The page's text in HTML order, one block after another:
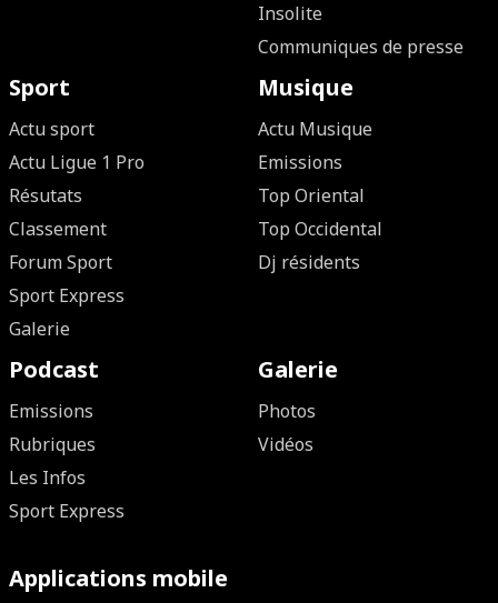
Insolite
Communiques de presse
Sport
Actu sport
Actu Ligue 1 Pro
Résutats
Classement
Forum Sport
Sport Express
Galerie
Musique
Actu Musique
Emissions
Top Oriental
Top Occidental
Dj résidents
Podcast
Emissions
Rubriques
Les Infos
Sport Express
Galerie
Photos
Vidéos
Applications mobile